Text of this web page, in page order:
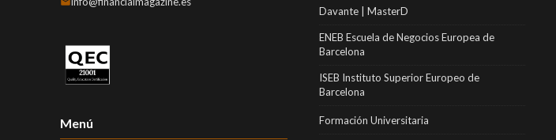
Menú
Davante | MasterD
ENEB Escuela de Negocios Europea de
Barcelona
ISEB Instituto Superior Europeo de
Barcelona
Formación Universitaria